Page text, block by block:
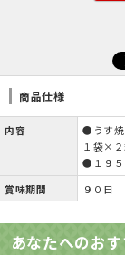
商品仕様
内容
●うす焼
１袋×
●１９
賞味期間
９０日
あなたへのお